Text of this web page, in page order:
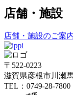
店舗・施設
店舗・施設のご案
〒522-0223
滋賀県彦根市川瀬
TEL：0749-28-